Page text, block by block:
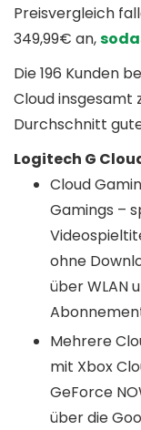
Preisvergleich
349,99€ an,
Die 196 Kunden
Cloud insgesamt
Durchschnitt
Logitech G
Cloud
Gamings –
ohne
über WLAN
Mehrere
mit Xbox
GeForce
über die